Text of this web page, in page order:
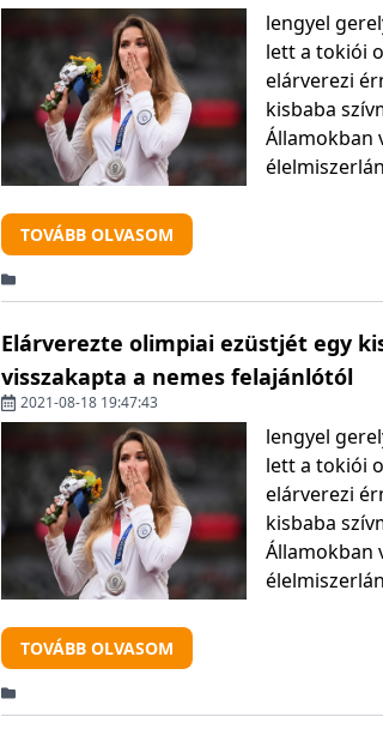
lengyel
lett a tokiói
elárverezi
kisbaba
Államokban
TOVÁBB OLVASOM
Elárverezte olimpiai ezüstjét egy
visszakapta a nemes felajánlótól
2021-08-18 19:47:43
lengyel
lett a tokiói
elárverezi
kisbaba
Államokban
TOVÁBB OLVASOM